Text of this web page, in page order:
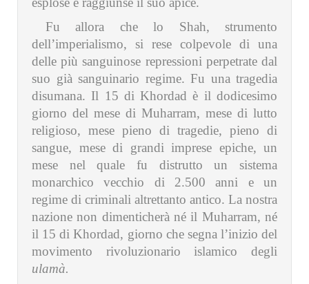
Fu allora che lo Shah, strumento
dell’imperialismo, si rese colpevole di una
delle più sanguinose repressioni perpetrate dal
suo già sanguinario regime. Fu una tragedia
disumana. Il 15 di Khordad è il dodicesimo
giorno del mese di Muharram, mese di lutto
religioso, mese pieno di tragedie, pieno di
sangue, mese di grandi imprese epiche, un
mese nel quale fu distrutto un sistema
monarchico vecchio di 2.500 anni e un
regime di criminali altrettanto antico. La nostra
nazione non dimenticherà né il Muharram, né
il 15 di Khordad, giorno che segna l’inizio del
movimento rivoluzionario islamico degli
ulamà.